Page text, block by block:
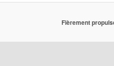
Fièrement